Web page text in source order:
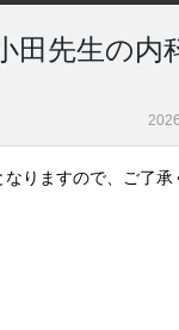
田先生の内
なりますので、ご了承